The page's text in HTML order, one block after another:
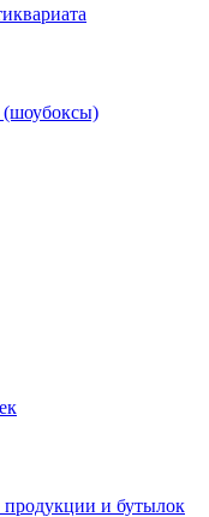
продукции и бутылок